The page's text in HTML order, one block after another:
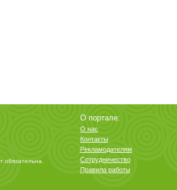
обязательна.
О портале:
О нас
Контакты
Рекламодателям
Сотрудничество
Правила работы